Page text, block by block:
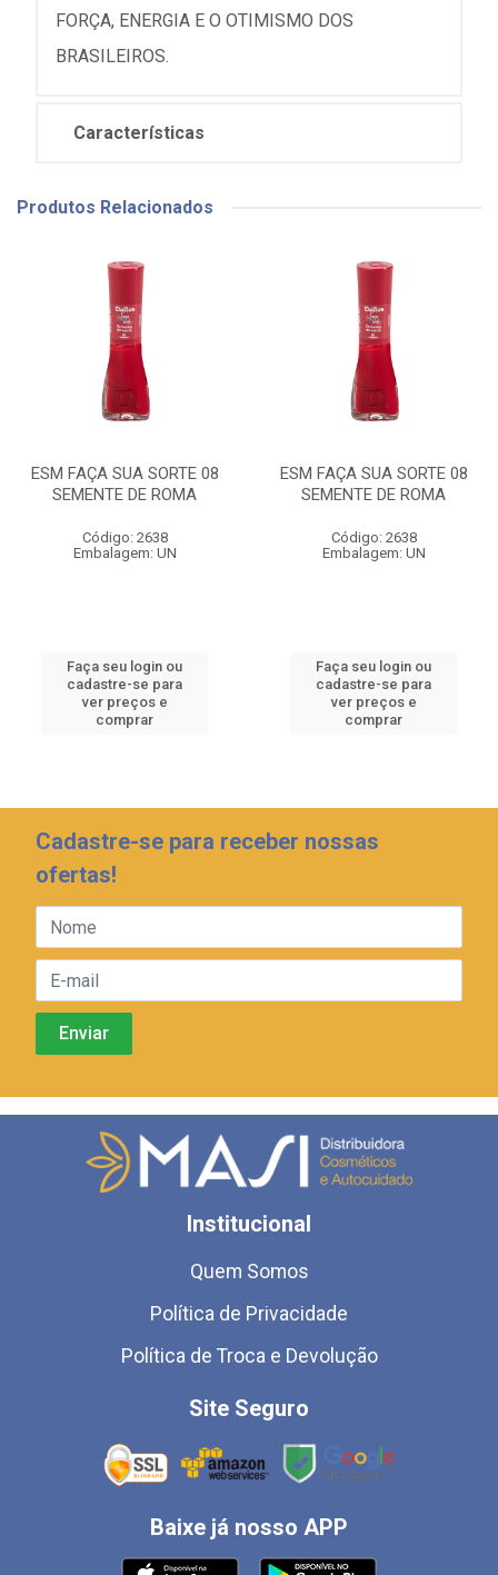
FORÇA, ENERGIA E O OTIMISMO DOS
BRASILEIROS.
Características
Produtos Relacionados
ESM FAÇA SUA SORTE 08
SEMENTE DE ROMA
Código: 2638
Embalagem: UN
Faça seu login ou
cadastre-se para
ver preços e
comprar
ESM FAÇA SUA SORTE 08
SEMENTE DE ROMA
Código: 2638
Embalagem: UN
Faça seu login ou
cadastre-se para
ver preços e
comprar
Cadastre-se para receber nossas
ofertas!
Institucional
Quem Somos
Política de Privacidade
Política de Troca e Devolução
Site Seguro
Baixe já nosso APP